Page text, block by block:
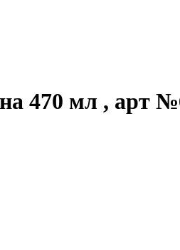
470 мл , арт